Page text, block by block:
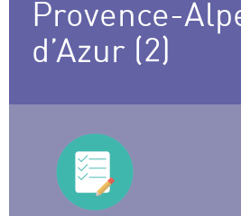
Provence-
d’Azur (2)